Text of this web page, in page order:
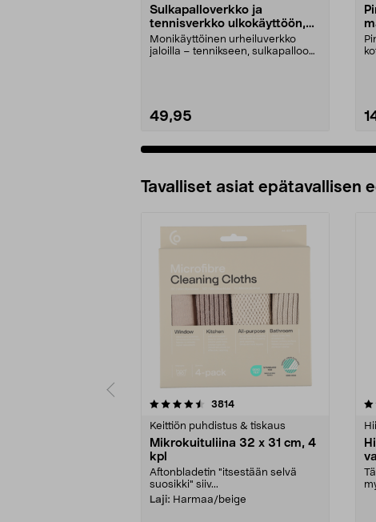
Sulkapalloverkko ja
tennisverkko ulkokäyttöön,
siirrettävä
Monikäyttöinen urheiluverkko
jaloilla – tennikseen, sulkapalloon,
49,95
Tavalliset asiat epätavallisen
3814arvostelut
Keittiön puhdistus & tiskaus
Mikrokuituliina 32 x 31 cm, 4
kpl
Aftonbladetin "itsestään selvä
suosikki" siiv...
Laji: Harmaa/beige
4.5viidestä